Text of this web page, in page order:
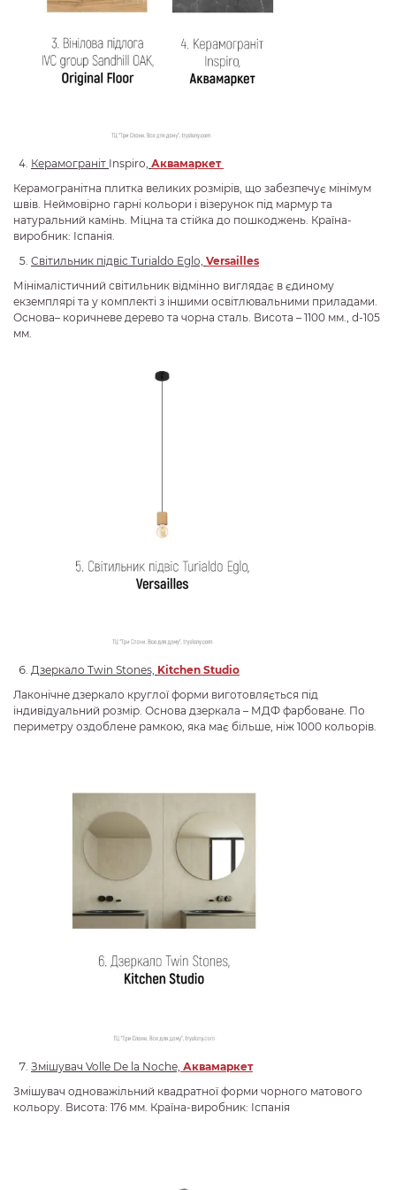
Керамограніт Inspiro, Аквамаркет
Керамогранітна плитка великих розмірів, що забезпечує мінімум
швів. Неймовірно гарні кольори і візерунок під мармур та
натуральний камінь. Міцна та стійка до пошкоджень. Країна-
виробник: Іспанія.
Світильник підвіс Turialdo Eglo, Versailles
Мінімалістичний світильник відмінно виглядає в єдиному
екземплярі та у комплекті з іншими освітлювальними приладами.
Основа– коричневе дерево та чорна сталь. Висота – 1100 мм., d-105
мм.
Дзеркало Twin Stones, Kitchen Studio
Лаконічне дзеркало круглої форми виготовляється під
індивідуальний розмір. Основа дзеркала – МДФ фарбоване. По
периметру оздоблене рамкою, яка має більше, ніж 1000 кольорів.
Змішувач Volle De la Noche, Аквамаркет
Змішувач одноважільний квадратної форми чорного матового
кольору. Висота: 176 мм. Країна-виробник: Іспанія